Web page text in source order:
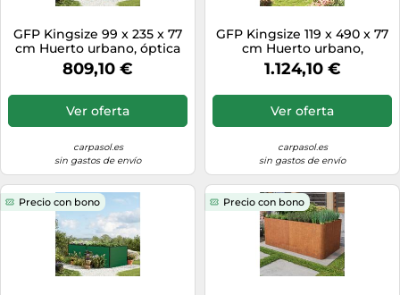
GFP Kingsize 99 x 235 x 77
cm Huerto urbano, óptica
de madera - (GFPV00358)
809,10 €
Ver oferta
carpasol.es
sin gastos de envío
GFP Kingsize 119 x 490 x 77
cm Huerto urbano,
aluminio anodizado -
(GFPV00443)
1.124,10 €
Ver oferta
carpasol.es
sin gastos de envío
Precio con bono Precio con bono